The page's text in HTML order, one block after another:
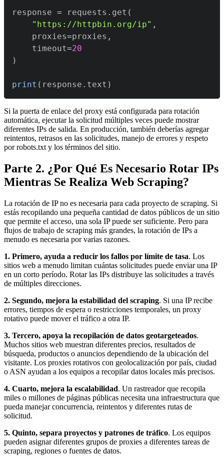
response = requests . get (
"https://httpbin.org/ip" ,
    proxies
=proxies ,
    timeout
=20
)
print ( response . text )
Si la puerta de enlace del proxy está configurada para rotación
automática, ejecutar la solicitud múltiples veces puede mostrar
diferentes IPs de salida. En producción, también deberías agregar
reintentos, retrasos en las solicitudes, manejo de errores y respeto
por robots.txt y los términos del sitio.
Parte 2. ¿Por Qué Es Necesario Rotar IPs
Mientras Se Realiza Web Scraping?
La rotación de IP no es necesaria para cada proyecto de scraping. Si
estás recopilando una pequeña cantidad de datos públicos de un sitio
que permite el acceso, una sola IP puede ser suficiente. Pero para
flujos de trabajo de scraping más grandes, la rotación de IPs a
menudo es necesaria por varias razones.
1. Primero, ayuda a reducir los fallos por límite de tasa. Los
sitios web a menudo limitan cuántas solicitudes puede enviar una IP
en un corto período. Rotar las IPs distribuye las solicitudes a través
de múltiples direcciones.
2. Segundo, mejora la estabilidad del scraping. Si una IP recibe
errores, tiempos de espera o restricciones temporales, un proxy
rotativo puede mover el tráfico a otra IP.
3. Tercero, apoya la recopilación de datos geotargeteados.
Muchos sitios web muestran diferentes precios, resultados de
búsqueda, productos o anuncios dependiendo de la ubicación del
visitante. Los proxies rotativos con geolocalización por país, ciudad
o ASN ayudan a los equipos a recopilar datos locales más precisos.
4. Cuarto, mejora la escalabilidad. Un rastreador que recopila
miles o millones de páginas públicas necesita una infraestructura que
pueda manejar concurrencia, reintentos y diferentes rutas de
solicitud.
5. Quinto, separa proyectos y patrones de tráfico. Los equipos
pueden asignar diferentes grupos de proxies a diferentes tareas de
scraping, regiones o fuentes de datos.